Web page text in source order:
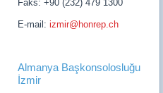
Faks: +90 (232) 479 1300
E-mail:izmir@honrep.ch
Almanya Başkonsolosluğu
İzmir